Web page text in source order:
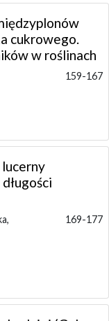
cukrowego.
w roślinach
159-167
lucerny
169-177